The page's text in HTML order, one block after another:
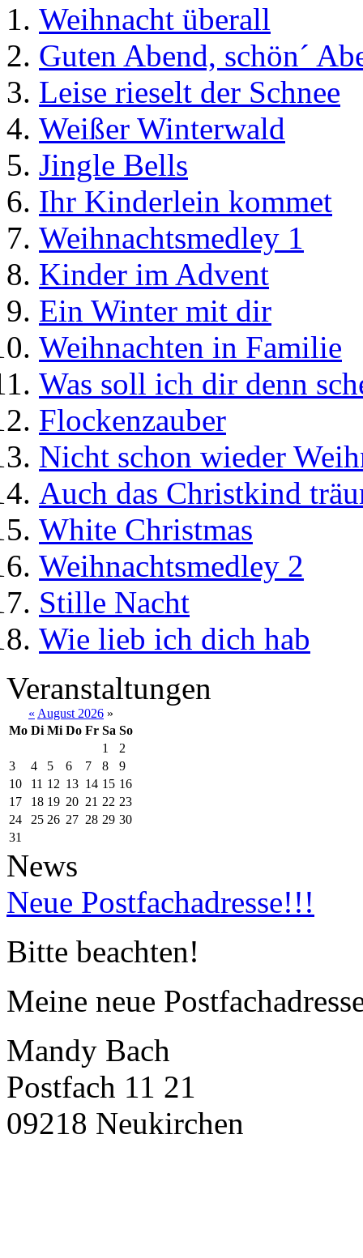
Weihnacht überall
Guten Abend, schön´
Leise rieselt der Schnee
Weißer Winterwald
Jingle Bells
Ihr Kinderlein kommet
Weihnachtsmedley 1
Kinder im Advent
Ein Winter mit dir
Weihnachten in Familie
Was soll ich dir denn
Flockenzauber
Nicht schon wieder
Auch das Christkind
White Christmas
Weihnachtsmedley 2
Stille Nacht
Wie lieb ich dich hab
Veranstaltungen
« August 2026 »
Mo Di Mi Do Fr Sa So
1
2
3
4 5 6 7 8
9
10
11 12 13 14 15 16
17
18 19 20 21 22 23
24
25 26 27 28 29 30
31
News
Neue Postfachadresse!!!
Bitte beachten!
Meine neue
Mandy Bach
Postfach 11 21
09218 Neukirchen